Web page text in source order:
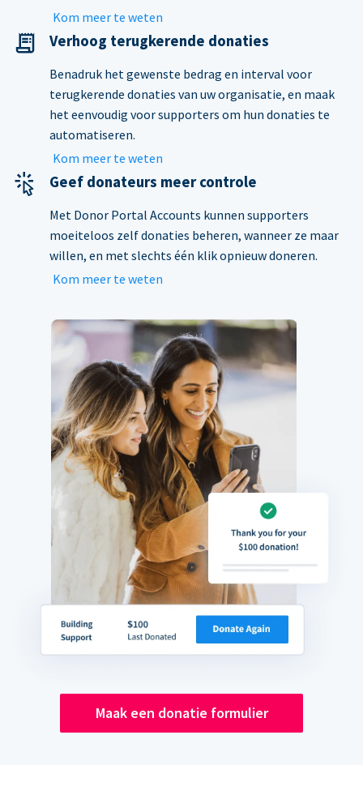
Kom meer te weten
Verhoog terugkerende donaties
Benadruk het gewenste bedrag en interval voor
terugkerende donaties van uw organisatie, en maak
het eenvoudig voor supporters om hun donaties te
automatiseren.
Kom meer te weten
Geef donateurs meer controle
Met Donor Portal Accounts kunnen supporters
moeiteloos zelf donaties beheren, wanneer ze maar
willen, en met slechts één klik opnieuw doneren.
Kom meer te weten
Maak een donatie formulier